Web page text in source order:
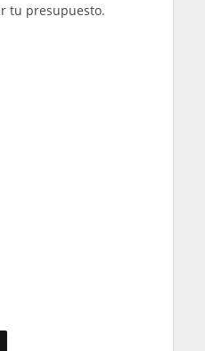
tu presupuesto.